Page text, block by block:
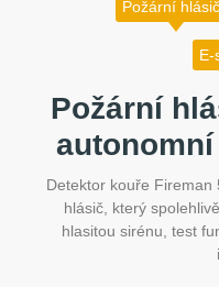
Požární
E-
Požární
Detektor kouře
hlásič, který
hlasitou sirénu, test